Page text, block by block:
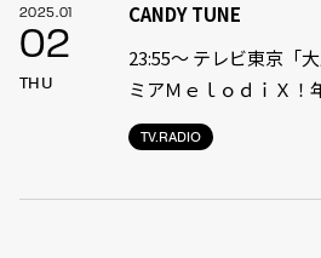
2025.01
02
THU
TV.RADIO
CANDY TUNE
23:55〜 テレビ東京
ミアＭｅｌｏｄｉＸ！